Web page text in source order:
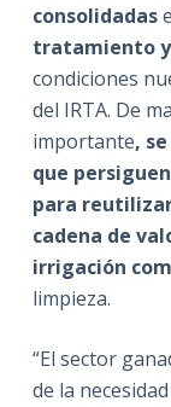
consolidadas
tratamiento
condiciones
del IRTA. De
importante,
que
para
cadena de
irrigación
limpieza.
“El sector
de la